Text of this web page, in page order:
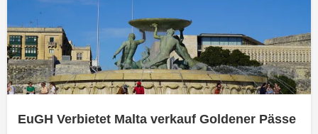
EuGH Verbietet Malta verkauf Goldener Pässe